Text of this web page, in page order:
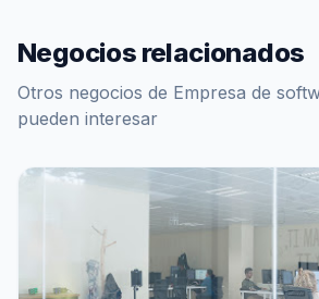
Negocios relacionados
Otros negocios de Empresa de
pueden interesar